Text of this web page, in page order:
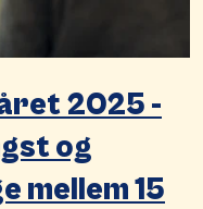
2025 -
og
mellem 15